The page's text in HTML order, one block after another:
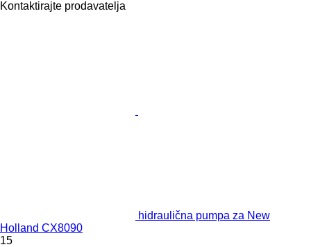
Kontaktirajte prodavatelja
hidraulična pumpa za New
Holland CX8090
15